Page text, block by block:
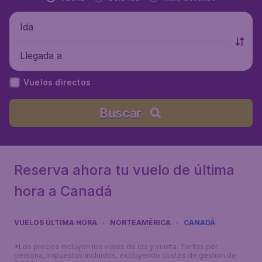
Ida
Llegada a
Vuelos directos
Buscar
Reserva ahora tu vuelo de última
hora a Canadá
VUELOS ÚLTIMA HORA NORTEAMÉRICA CANADÁ
*Los precios incluyen los viajes de ida y vuelta. Tarifas por
persona, impuestos incluidos, excluyendo costes de gestión de